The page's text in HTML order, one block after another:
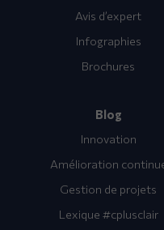
Avis d’expert
Infographies
Brochures
Blog
Innovation
Amélioration
Gestion de projets
Lexique #cplusclair